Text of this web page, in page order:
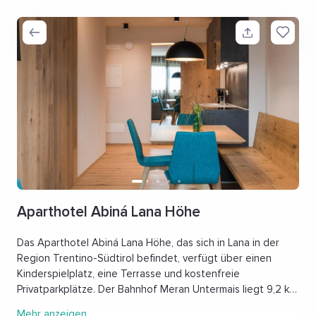
Aparthotel Abiná Lana Höhe
Das Aparthotel Abiná Lana Höhe, das sich in Lana in der
Region Trentino-Südtirol befindet, verfügt über einen
Kinderspielplatz, eine Terrasse und kostenfreie
Privatparkplätze. Der Bahnhof Meran Untermais liegt 9,2 km